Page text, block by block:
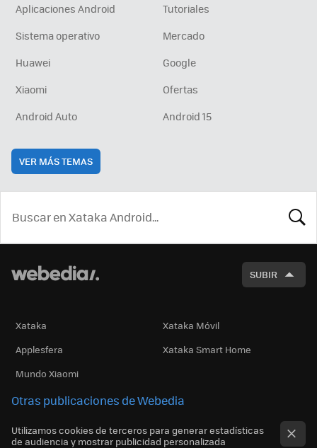
Aplicaciones Android
Tutoriales
Sistema operativo
Mercado
Huawei
Google
Xiaomi
Ofertas
Android Auto
Android 15
VER MÁS TEMAS
SUBIR
Xataka
Xataka Móvil
Applesfera
Xataka Smart Home
Mundo Xiaomi
Otras publicaciones de Webedia
Utilizamos cookies de terceros para generar estadísticas
de audiencia y mostrar publicidad personalizada